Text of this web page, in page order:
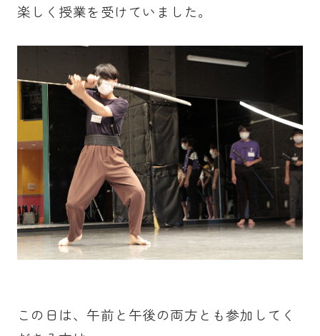
楽しく授業を受けていました。
この日は、午前と午後の両方とも参加してく